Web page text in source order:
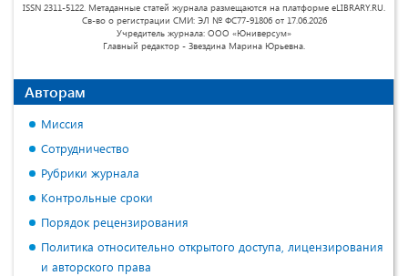
ISSN 2311-5122. Метаданные статей журнала размещаются на платформе eLIBRARY.RU.
Св-во о регистрации СМИ: ЭЛ № ФС77-91806 от 17.06.2026
Учредитель журнала: ООО «Юниверсум»
Главный редактор - Звездина Марина Юрьевна.
Авторам
Миссия
Сотрудничество
Рубрики журнала
Контрольные сроки
Порядок рецензирования
Политика относительно открытого доступа, лицензирования
и авторского права